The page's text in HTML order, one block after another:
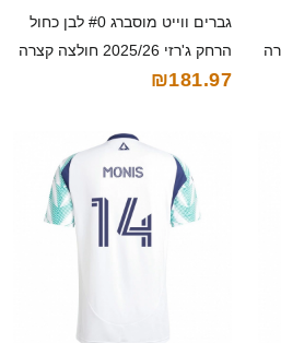
גברים ווייט מוסברג #0 לבן כחול
הרחק ג'רזי 2025/26 חולצה קצרה
₪181.97